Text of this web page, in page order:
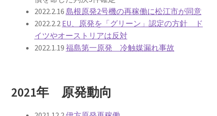
講演会開催
2024.3.10第13回原発ゼロへのカウントダウンinかわさ
き集会
2025.3.23第14回原発ゼロへのカウントダウンinかわさ
2022.2.16 島根原発2号機の再稼働に松江市が同意
2022.2.2 EU、原発を「グリーン」認定の方針 ド
イツやオーストリアは反対
2022.1.19 福島第一原発 冷触媒漏れ事故
2021年 原発動向